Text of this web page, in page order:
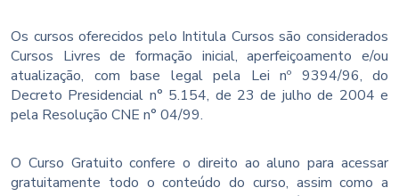
Os cursos oferecidos pelo Intitula Cursos são considerados
Cursos Livres de formação inicial, aperfeiçoamento e/ou
atualização, com base legal pela Lei nº 9394/96, do
Decreto Presidencial n° 5.154, de 23 de julho de 2004 e
pela Resolução CNE n° 04/99.
O Curso Gratuito confere o direito ao aluno para acessar
gratuitamente todo o conteúdo do curso, assim como a